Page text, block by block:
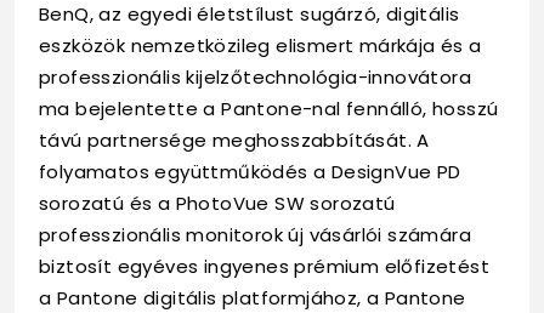
BenQ, az egyedi életstílust sugárzó, digitális
eszközök nemzetközileg elismert márkája és a
professzionális kijelzőtechnológia-innovátora
ma bejelentette a Pantone-nal fennálló, hosszú
távú partnersége meghosszabbítását. A
folyamatos együttműködés a DesignVue PD
sorozatú és a PhotoVue SW sorozatú
professzionális monitorok új vásárlói számára
biztosít egyéves ingyenes prémium előfizetést
a Pantone digitális platformjához, a Pantone